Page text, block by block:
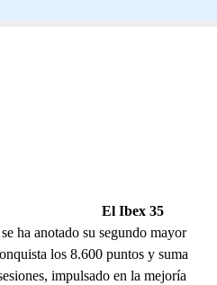
El Ibex 35
ha anotado su segundo mayor
los 8.600 puntos y suma
impulsado en la mejoría